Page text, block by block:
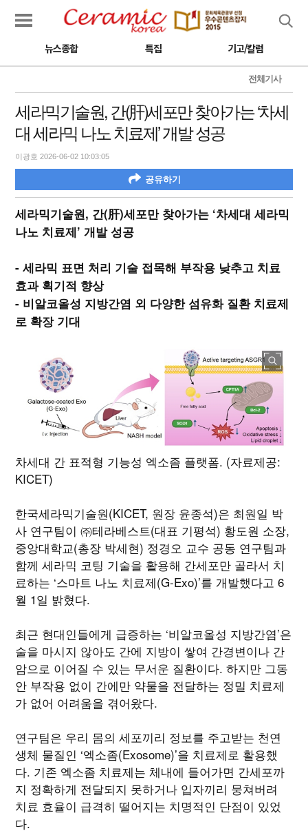
뉴스종합 특집 기고/칼럼
전체기사
세라믹기술원, 간(肝)세포만 찾아가는 ‘차세
대 세라믹 나노 치료제’ 개발 성공
이광호 2026-06-02 10:03:05
공유하기
세라믹기술원, 간(肝)세포만 찾아가는 ‘차세대 세라믹
나노 치료제’ 개발 성공
- 세라믹 표면 처리 기술 접목해 부작용 낮추고 치료
효과 획기적 향상
- 비알코올성 지방간염 외 다양한 섬유화 질환 치료제
로 확장 기대
차세대 간 표적형 기능성 엑소좀 플랫폼. (자료제공:
KICET)
한국세라믹기술원(KICET, 원장 윤종석)은 최원일 박
사 연구팀이 ㈜테라베스트(대표 기평석) 황도원 소장,
중앙대학교(총장 박세현) 정경오 교수 공동 연구팀과
함께 세라믹 코팅 기술을 활용해 간세포만 골라서 치
료하는 ‘스마트 나노 치료제(G-Exo)’를 개발했다고 6
월 1일 밝혔다.
최근 현대인들에게 급증하는 ‘비알코올성 지방간염’은
술을 마시지 않아도 간에 지방이 쌓여 간경변이나 간
암으로 이어질 수 있는 무서운 질환이다. 하지만 그동
안 부작용 없이 간에만 약물을 전달하는 정밀 치료제
가 없어 어려움을 겪어왔다.
연구팀은 우리 몸의 세포끼리 정보를 주고받는 천연
생체 물질인 ‘엑소좀(Exosome)’을 치료제로 활용했
다. 기존 엑소좀 치료제는 체내에 들어가면 간세포까
지 정확하게 전달되지 못하거나 입자끼리 뭉쳐버려
치료 효율이 급격히 떨어지는 치명적인 단점이 있었
다.
검색